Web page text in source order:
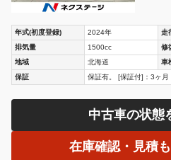
年式(初度登録) 2024年 走
排気量
1500cc 修
地域
北海道 車
保証
保証有。 [保証付]：3ヶ
中古車の状態
在庫確認・見積